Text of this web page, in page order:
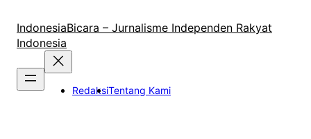
konten
IndonesiaBicara – Jurnalisme Independen Rakyat
Indonesia
RedaksiTentang Kami